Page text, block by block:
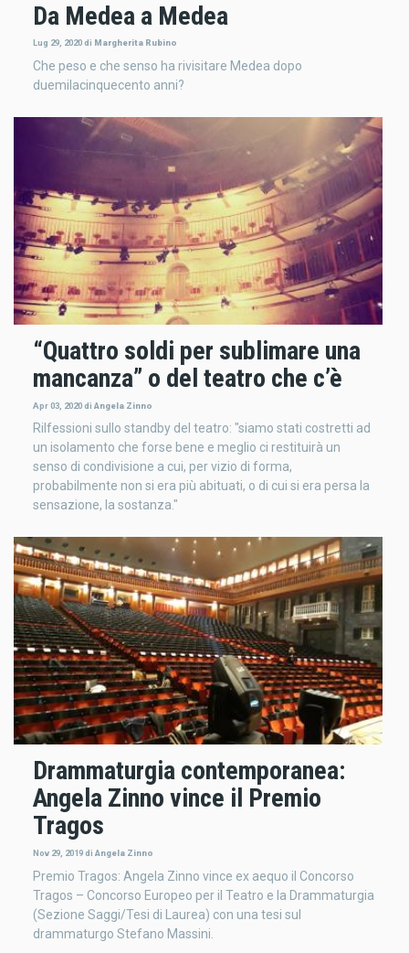
Da Medea a Medea
Lug 29, 2020di Margherita Rubino
Che peso e che senso ha rivisitare Medea dopo
duemilacinquecento anni?
“Quattro soldi per sublimare una
mancanza” o del teatro che c’è
Apr 03, 2020di Angela Zinno
Rilfessioni sullo standby del teatro: "siamo stati costretti ad
un isolamento che forse bene e meglio ci restituirà un
senso di condivisione a cui, per vizio di forma,
probabilmente non si era più abituati, o di cui si era persa la
sensazione, la sostanza."
Drammaturgia contemporanea:
Angela Zinno vince il Premio
Tragos
Nov 29, 2019di Angela Zinno
Premio Tragos: Angela Zinno vince ex aequo il Concorso
Tragos – Concorso Europeo per il Teatro e la Drammaturgia
(Sezione Saggi/Tesi di Laurea) con una tesi sul
drammaturgo Stefano Massini.